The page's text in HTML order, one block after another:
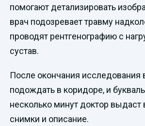
помогают детализировать
врач подозревает травму
проводят рентгенографию с
сустав.
После окончания исследования
подождать в коридоре, и
несколько минут доктор выдаст
снимки и описание.